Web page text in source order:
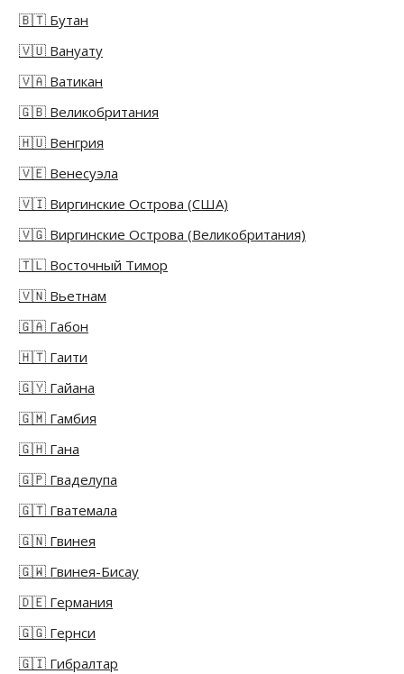
🇧🇹 Бутан
🇻🇺 Вануату
🇻🇦 Ватикан
🇬🇧 Великобритания
🇭🇺 Венгрия
🇻🇪 Венесуэла
🇻🇮 Виргинские Острова (США)
🇻🇬 Виргинские Острова (Великобритания)
🇹🇱 Восточный Тимор
🇻🇳 Вьетнам
🇬🇦 Габон
🇭🇹 Гаити
🇬🇾 Гайана
🇬🇲 Гамбия
🇬🇭 Гана
🇬🇵 Гваделупа
🇬🇹 Гватемала
🇬🇳 Гвинея
🇬🇼 Гвинея-Бисау
🇩🇪 Германия
🇬🇬 Гернси
🇬🇮 Гибралтар